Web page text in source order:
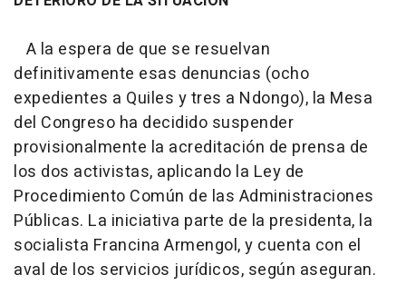
A la espera de que se resuelvan
definitivamente esas denuncias (ocho
expedientes a Quiles y tres a Ndongo), la Mesa
del Congreso ha decidido suspender
provisionalmente la acreditación de prensa de
los dos activistas, aplicando la Ley de
Procedimiento Común de las Administraciones
Públicas. La iniciativa parte de la presidenta, la
socialista Francina Armengol, y cuenta con el
aval de los servicios jurídicos, según aseguran.